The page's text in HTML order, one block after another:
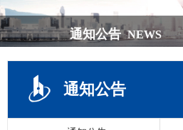
通知公告 NEWS
通知公告